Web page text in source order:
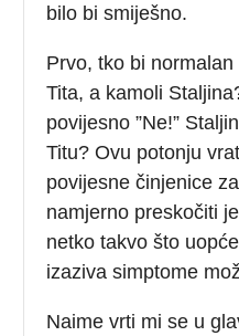
bilo bi smiješno.
Prvo, tko bi
Tita, a kamoli
povijesno ”Ne!”
Titu? Ovu potonju
povijesne činjenice
namjerno preskočiti
netko takvo što
izaziva simptome
Naime vrti mi se u